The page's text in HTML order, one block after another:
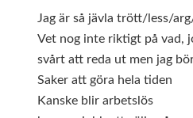
Jag är så jävla trött/less/
Vet nog inte riktigt på vad,
svårt att reda ut men jag
Saker att göra hela tiden
Kanske blir arbetslös